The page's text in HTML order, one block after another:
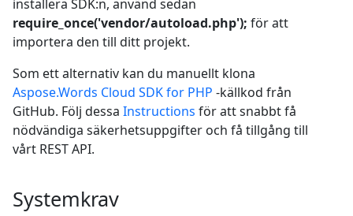
installera SDK:n, använd sedan
require_once('vendor/autoload.php'); för att
importera den till ditt projekt.
Som ett alternativ kan du manuellt klona
Aspose.Words Cloud SDK for PHP -källkod från
GitHub. Följ dessa Instructions för att snabbt få
nödvändiga säkerhetsuppgifter och få tillgång till
vårt REST API.
Systemkrav